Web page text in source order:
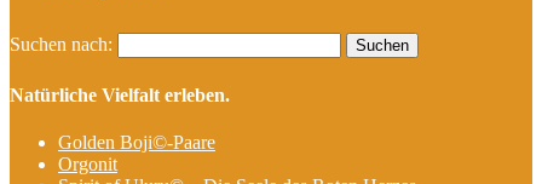
Suchen nach:
Natürliche Vielfalt erleben.
Golden Boji©-Paare
Orgonit